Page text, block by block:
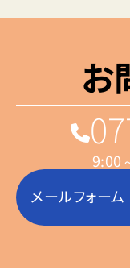
お
9:00
メールフォーム